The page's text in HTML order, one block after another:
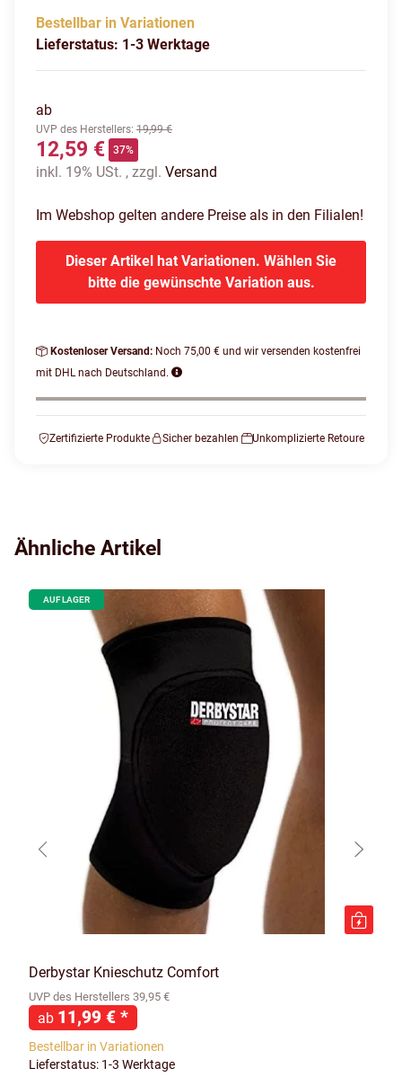
Bestellbar in Variationen
Lieferstatus: 1-3 Werktage
ab
UVP des Herstellers: 19,99 €
12,59 € 37%
inkl. 19% USt. , zzgl. Versand
Im Webshop gelten andere Preise als in den Filialen!
Dieser Artikel hat Variationen. Wählen Sie
bitte die gewünschte Variation aus.
Kostenloser Versand: Noch 75,00 € und wir versenden kostenfrei
mit DHL nach Deutschland.
Zertifizierte Produkte Sicher bezahlen Unkomplizierte Retoure
Ähnliche Artikel
AUF LAGER
Derbystar Knieschutz Comfort
UVP des Herstellers 39,95 €
ab 11,99 € *
Bestellbar in Variationen
Lieferstatus: 1-3 Werktage